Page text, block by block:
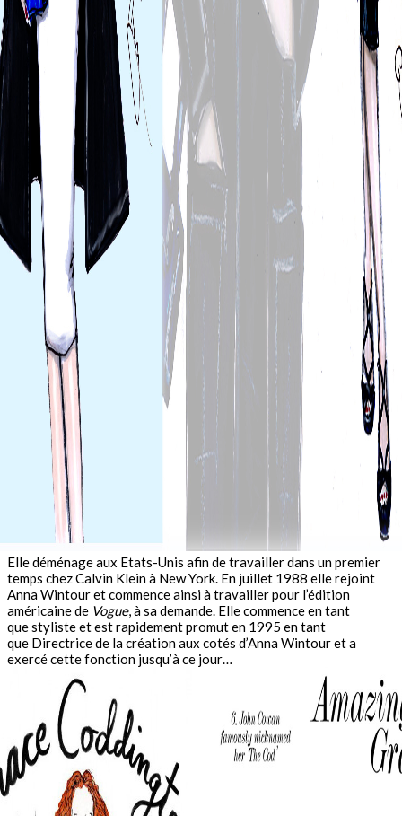
Elle déménage aux Etats-Unis afin de travailler dans un premier
temps chez Calvin Klein à New York. En juillet 1988 elle rejoint
Anna Wintour et commence ainsi à travailler pour l’édition
américaine de Vogue, à sa demande. Elle commence en tant
que styliste et est rapidement promut en 1995 en tant
que Directrice de la création aux cotés d’Anna Wintour et a
exercé cette fonction jusqu’à ce jour…